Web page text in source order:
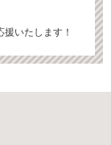
いたします！